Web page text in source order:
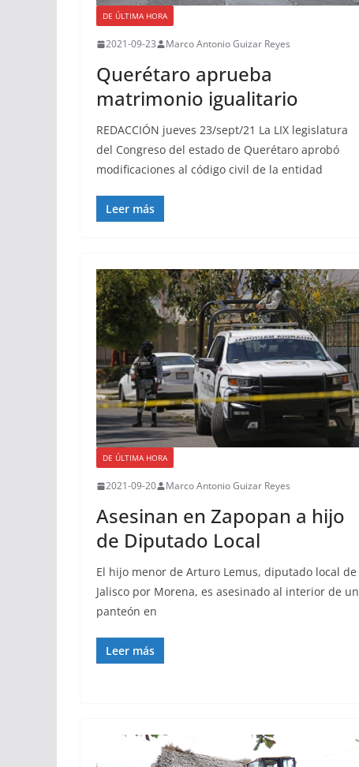
DE ÚLTIMA HORA
2021-09-23 Marco Antonio Guizar Reyes
Querétaro aprueba
matrimonio igualitario
REDACCIÓN jueves 23/sept/21 La LIX legislatura
del Congreso del estado de Querétaro aprobó
modificaciones al código civil de la entidad
Leer más
DE ÚLTIMA HORA
2021-09-20 Marco Antonio Guizar Reyes
Asesinan en Zapopan a hijo
de Diputado Local
El hijo menor de Arturo Lemus, diputado local de
Jalisco por Morena, es asesinado al interior de un
panteón en
Leer más